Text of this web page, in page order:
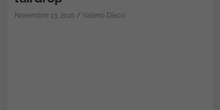
Novembre 13, 2021 Valerio Diaco